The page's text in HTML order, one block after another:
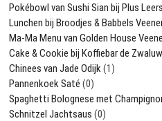
Pokébowl van Sushi Sian bij Plus
Lunchen bij Broodjes & Babbels
Ma-Ma Menu van Golden House
Cake & Cookie bij Koffiebar de
Chinees van Jade Odijk(1)
Pannenkoek Saté (0)
Spaghetti Bolognese met
Schnitzel Jachtsaus (0)